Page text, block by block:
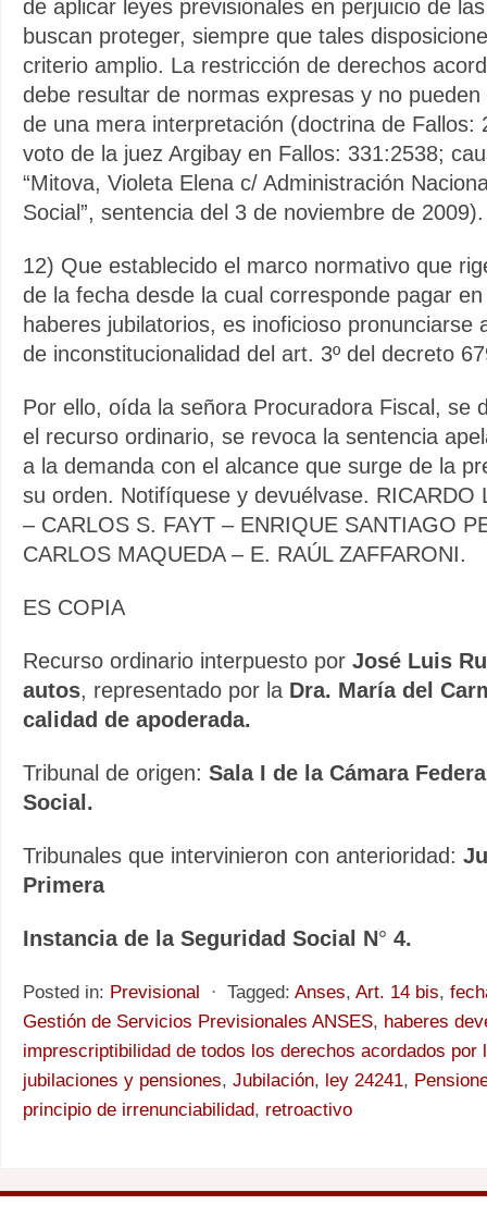
de aplicar leyes previsionales en perjuicio de
buscan proteger, siempre que tales
criterio amplio. La restricción de derechos
debe resultar de normas expresas y no
de una mera interpretación (doctrina de Fallos:
voto de la juez Argibay en Fallos: 331:2538;
“Mitova, Violeta Elena c/ Administración
Social”, sentencia del 3 de noviembre de 2009).
12) Que establecido el marco normativo que
de la fecha desde la cual corresponde pagar
haberes jubilatorios, es inoficioso pronunciarse
de inconstitucionalidad del art. 3º del decreto
Por ello, oída la señora Procuradora Fiscal, se
el recurso ordinario, se revoca la sentencia
a la demanda con el alcance que surge de la
su orden. Notifíquese y devuélvase. RICARDO
– CARLOS S. FAYT – ENRIQUE SANTIAGO
CARLOS MAQUEDA – E. RAÚL ZAFFARONI.
ES COPIA
Recurso ordinario interpuesto por José Luis
autos, representado por la Dra. María del
calidad de apoderada.
Tribunal de origen: Sala I de la Cámara
Social.
Tribunales que intervinieron con anterioridad:
Primera
Instancia de la Seguridad Social N° 4.
Posted in: Previsional ⋅ Tagged: Anses, Art. 14 bis,
Gestión de Servicios Previsionales ANSES, haberes
imprescriptibilidad de todos los derechos acordados por
jubilaciones y pensiones, Jubilación, ley 24241,
principio de irrenunciabilidad, retroactivo